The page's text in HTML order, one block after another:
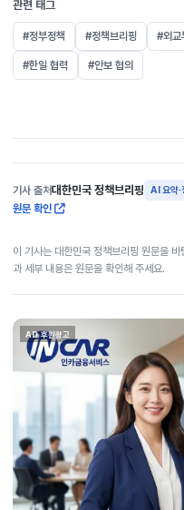
관련 태그
#정부정책 #정책브리핑 #외교
#한일 협력
#안보 협의
기사 출처대한민국 정책브리핑 AI 요약·
원문 확인
이 기사는 대한민국 정책브리핑 원문을
과 세부 내용은 원문을 확인해 주세요.
AD 후원광고